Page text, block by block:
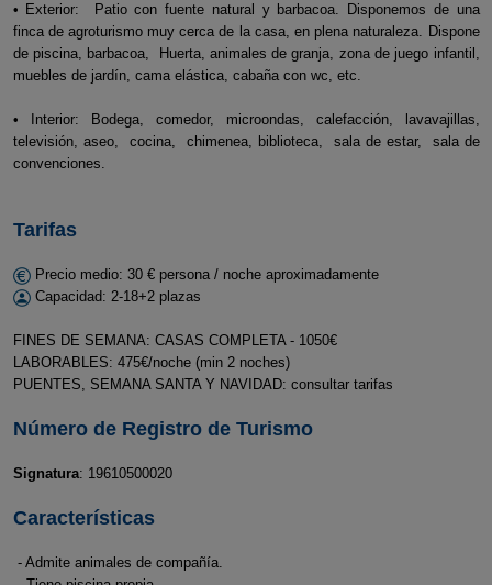
• Exterior: Patio con fuente natural y barbacoa. Disponemos de una
finca de agroturismo muy cerca de la casa, en plena naturaleza. Dispone
de piscina, barbacoa, Huerta, animales de granja, zona de juego infantil,
muebles de jardín, cama elástica, cabaña con wc, etc.
• Interior: Bodega, comedor, microondas, calefacción, lavavajillas,
televisión, aseo, cocina, chimenea, biblioteca, sala de estar, sala de
convenciones.
Tarifas
Precio medio: 30 € persona / noche aproximadamente
Capacidad: 2-18+2 plazas
FINES DE SEMANA: CASAS COMPLETA - 1050€
LABORABLES: 475€/noche (min 2 noches)
PUENTES, SEMANA SANTA Y NAVIDAD: consultar tarifas
Número de Registro de Turismo
Signatura: 19610500020
Características
- Admite animales de compañía.